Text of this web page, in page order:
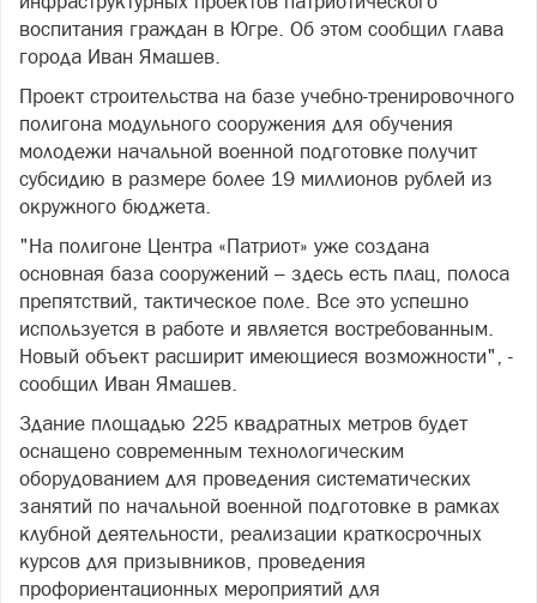
воспитания граждан в Югре. Об этом сообщил глава
города Иван Ямашев.
Проект строительства на базе учебно-тренировочного
полигона модульного сооружения для обучения
молодежи начальной военной подготовке получит
субсидию в размере более 19 миллионов рублей из
окружного бюджета.
"На полигоне Центра «Патриот» уже создана
основная база сооружений – здесь есть плац, полоса
препятствий, тактическое поле. Все это успешно
используется в работе и является востребованным.
Новый объект расширит имеющиеся возможности", -
сообщил Иван Ямашев.
Здание площадью 225 квадратных метров будет
оснащено современным технологическим
оборудованием для проведения систематических
занятий по начальной военной подготовке в рамках
клубной деятельности, реализации краткосрочных
курсов для призывников, проведения
профориентационных мероприятий для